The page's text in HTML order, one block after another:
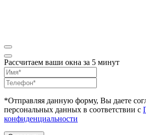
Рассчитаем ваши окна за 5 минут
*Отправляя данную форму, Вы даете
персональных данных в соответствии с
конфиденциальности